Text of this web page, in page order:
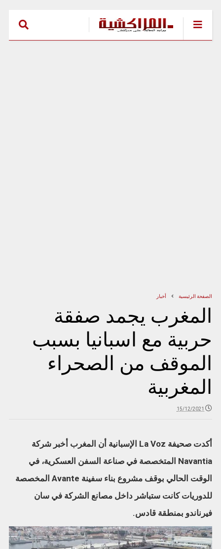
الصفحة الرئيسية أخبار
المغرب يجمد صفقة
حربية مع اسبانيا بسبب
الموقف من الصحراء
المغربية
15/12/2021
أكدت صحيفة La Voz الإسبانية أن المغرب أخبر شركة
Navantia المتخصصة في صناعة السفن العسكرية، في
الوقت الحالي بوقف مشروع بناء سفينة Avante المخصصة
للدوريات كانت ستباشر داخل مصانع الشركة في سان
فيرناندو بمنطقة قادس.